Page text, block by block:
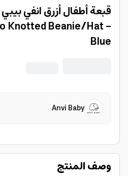
Knotted Beanie/Hat -
Blue
Anvi Baby
وصف المنتج